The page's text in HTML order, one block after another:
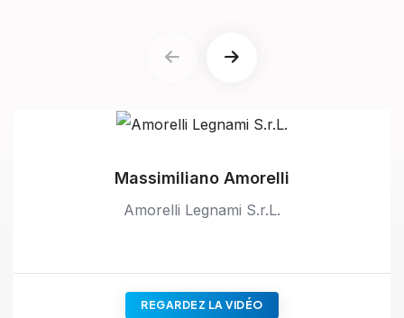
Massimiliano Amorelli
Amorelli Legnami S.r.L.
REGARDEZ LA VIDÉO